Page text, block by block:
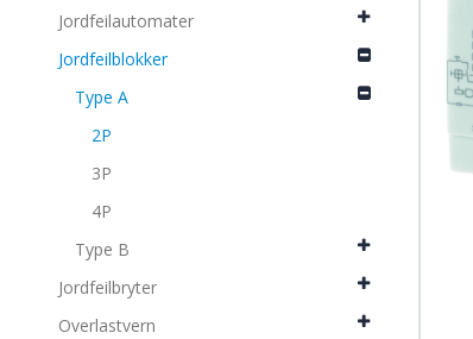
Jordfeilautomater
Jordfeilblokker
Type A
2P
3P
4P
Type B
Jordfeilbryter
Overlastvern